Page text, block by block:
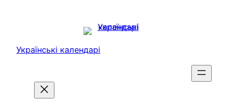
Українські календарі